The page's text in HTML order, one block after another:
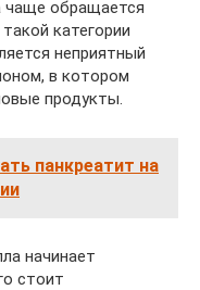
чаще обращается
категории
неприятный
в котором
продукты.
панкреатит на
начинает
стоит